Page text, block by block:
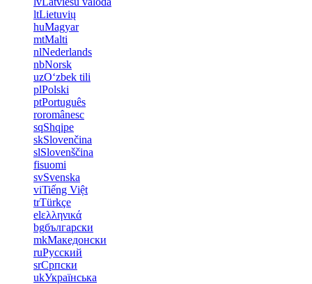
ltLietuvių
huMagyar
mtMalti
nlNederlands
nbNorsk
uzOʻzbek tili
plPolski
ptPortuguês
roromânesc
sqShqipe
skSlovenčina
slSlovenščina
fisuomi
svSvenska
viTiếng Việt
trTürkçe
elελληνικά
bgбългарски
mkМакедонски
ruРусский
srСрпски
ukУкраїнська